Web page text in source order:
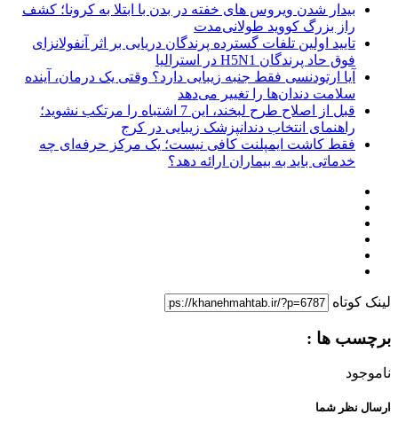
بیدار شدن ویروس‌ های خفته در بدن با ابتلا به کرونا؛ کشف
راز بزرگ کووید طولانی‌مدت
تایید اولین تلفات گسترده پرندگان دریایی بر اثر آنفولانزای
فوق حاد پرندگان H5N1 در استرالیا
آیا ارتودنسی فقط جنبه زیبایی دارد؟ وقتی یک درمان، آینده
سلامت دندان‌ها را تغییر می‌دهد
قبل از اصلاح طرح لبخند، این 7 اشتباه را مرتکب نشوید؛
راهنمای انتخاب دندانپزشک زیبایی در کرج
فقط کاشت ایمپلنت کافی نیست؛ یک مرکز حرفه‌ای چه
خدماتی باید به بیماران ارائه دهد؟
لینک کوتاه
برچسب ها :
ناموجود
ارسال نظر شما